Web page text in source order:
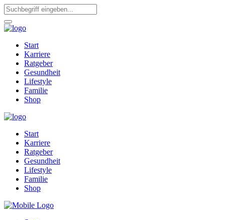
Start
Karriere
Ratgeber
Gesundheit
Lifestyle
Familie
Shop
Start
Karriere
Ratgeber
Gesundheit
Lifestyle
Familie
Shop